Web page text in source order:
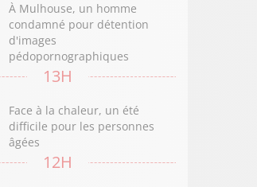
À Mulhouse, un homme
condamné pour détention
d'images
pédopornographiques
13H
Face à la chaleur, un été
difficile pour les personnes
âgées
12H